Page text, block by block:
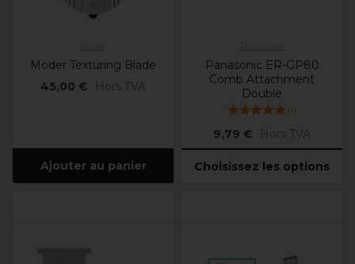
Moder Texturing Blade
45,00 €
Hors TVA
Ajouter au panier
Panasonic ER-GP80
Comb Attachment
Double
(1)
9,79 € Hors TVA
Choisissez les options